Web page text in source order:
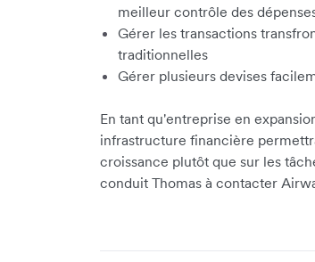
meilleur contrôle des
Gérer les transactions
traditionnelles
Gérer plusieurs devises
En tant qu'entreprise en
infrastructure financière
croissance plutôt que sur les
conduit Thomas à contacter